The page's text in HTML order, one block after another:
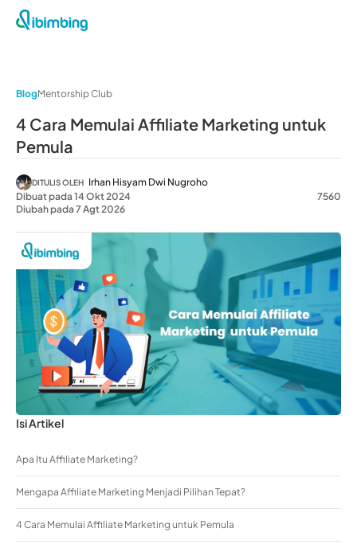
BlogMentorship Club
4 Cara Memulai Affiliate Marketing untuk
Pemula
DITULIS OLEH Irhan Hisyam Dwi Nugroho
Dibuat pada 14 Okt 2024
Diubah pada 7 Agt 2026
7560
Isi Artikel
Apa Itu Affiliate Marketing?
Mengapa Affiliate Marketing Menjadi Pilihan Tepat?
4 Cara Memulai Affiliate Marketing untuk Pemula